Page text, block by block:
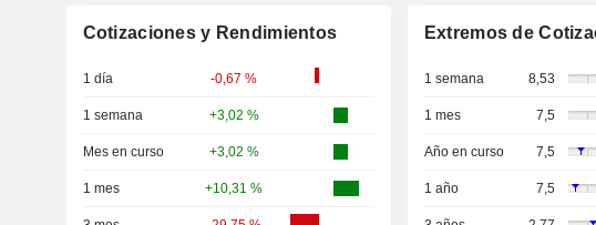
Cotizaciones y Rendimientos
1 día -0,67 %
1 semana +3,02 %
Mes en curso +3,02 %
1 mes +10,31 %
Extremos de
1 semana 8,53
1 mes 7,5
Año en curso 7,5
1 año 7,5